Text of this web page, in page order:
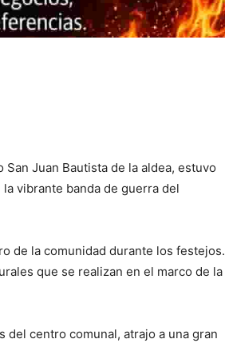
Juan Bautista de la aldea, estuvo
vibrante banda de guerra del
de la comunidad durante los festejos.
que se realizan en el marco de la
del centro comunal, atrajo a una gran